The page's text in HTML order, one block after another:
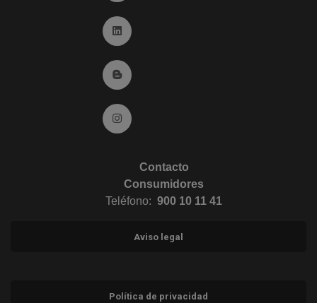
Ir a Linkedin (abre en ventana nueva)
Ir al Blog (abre en ventana nueva)
Ir a Instagram (abre en ventana nueva)
Contacto
Consumidores
Teléfono: 900 10 11 41
Aviso legal
Política de privacidad